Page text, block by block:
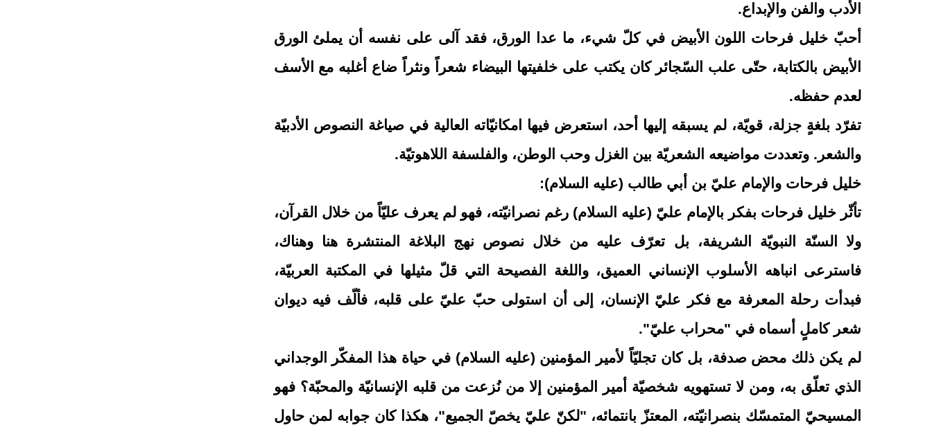
الأدب والفن والإبداع.
أحبّ خليل فرحات اللون الأبيض في كلّ شيء، ما عدا الورق، فقد آلى على نفسه أن يملئ الورق
الأبيض بالكتابة، حتّى علب السّجائر كان يكتب على خلفيتها البيضاء شعراً ونثراً ضاع أغلبه مع الأسف
لعدم حفظه.
تفرّد بلغةٍ جزلة، قويّة، لم يسبقه إليها أحد، استعرض فيها امكانيّاته العالية في صياغة النصوص الأدبيّة
والشعر. وتعددت مواضيعه الشعريّة بين الغزل وحب الوطن، والفلسفة اللاهوتيّة.
خليل فرحات والإمام عليّ بن أبي طالب (عليه السلام):
تأثّر خليل فرحات بفكر بالإمام عليّ (عليه السلام) رغم نصرانيّته، فهو لم يعرف عليّاً من خلال القرآن،
ولا السنّة النبويّة الشريفة، بل تعرّف عليه من خلال نصوص نهج البلاغة المنتشرة هنا وهناك،
فاسترعى انباهه الأسلوب الإنساني العميق، واللغة الفصيحة التي قلّ مثيلها في المكتبة العربيّة،
فبدأت رحلة المعرفة مع فكر عليّ الإنسان، إلى أن استولى حبّ عليّ على قلبه، فألّف فيه ديوان
شعر كاملٍ أسماه في "محراب عليّ".
لم يكن ذلك محض صدفة، بل كان تجليّاً لأمير المؤمنين (عليه السلام) في حياة هذا المفكّر الوجداني
الذي تعلّق به، ومن لا تستهويه شخصيّة أمير المؤمنين إلا من نُزعت من قلبه الإنسانيّة والمحبّة؟ فهو
المسيحيّ المتمسّك بنصرانيّته، المعتزّ بانتمائه، "لكنّ عليّ يخصّ الجميع"، هكذا كان جوابه لمن حاول